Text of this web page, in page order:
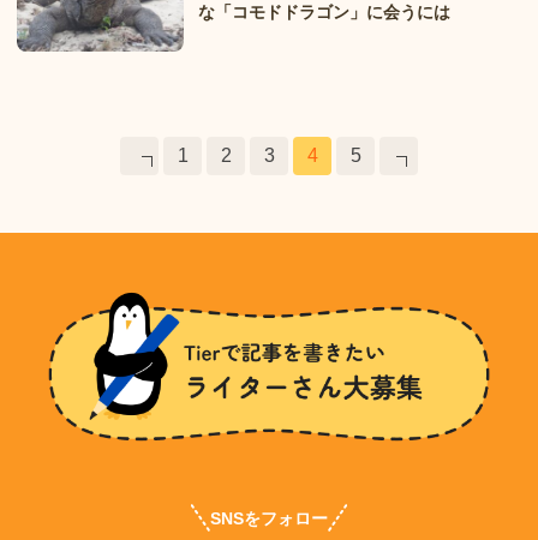
な「コモドドラゴン」に会うには
1 2 3 4 5
SNSをフォロー